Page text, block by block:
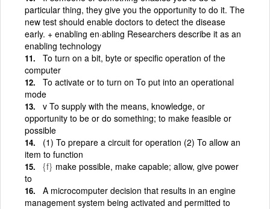
particular thing, they give you the opportunity to do it. The
new test should enable doctors to detect the disease
early. + enabling en·abling Researchers describe it as an
enabling technology
To turn on a bit, byte or specific operation of the
computer
To activate or to turn on To put into an operational
mode
v To supply with the means, knowledge, or
opportunity to be or do something; to make feasible or
possible
(1) To prepare a circuit for operation (2) To allow an
item to function
{f} make possible, make capable; allow, give power
to
A microcomputer decision that results in an engine
management system being activated and permitted to